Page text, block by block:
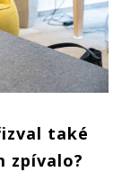
také
zpívalo?